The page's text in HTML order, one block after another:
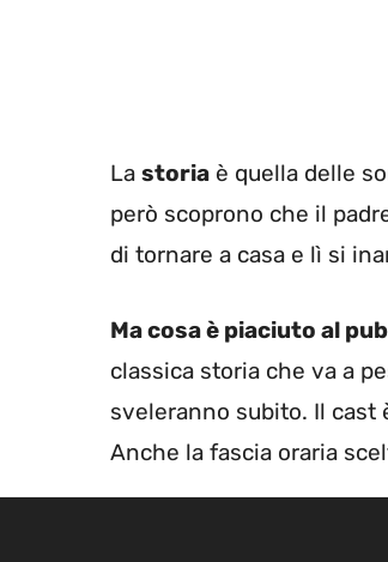
La storia è quella delle
però scoprono che il
di tornare a casa e lì si
Ma cosa è piaciuto al
classica storia che va a
sveleranno subito. Il
Anche la fascia oraria